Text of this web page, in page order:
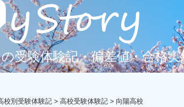
受験体験記・偏差値・合格実
校別受験体験記 > 高校受験体験記 > 向陽高校